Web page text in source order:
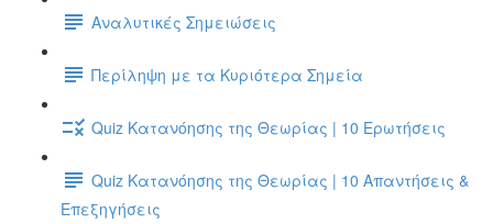
Αναλυτικές Σημειώσεις
Περίληψη με τα Κυριότερα Σημεία
Quiz Κατανόησης της Θεωρίας | 10 Ερωτήσεις
Quiz Κατανόησης της Θεωρίας | 10 Απαντήσεις &
Επεξηγήσεις